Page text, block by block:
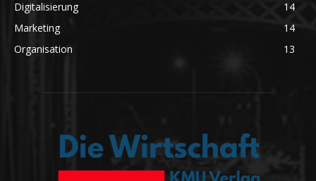
Digitalisierung
14
Marketing
14
Organisation
13